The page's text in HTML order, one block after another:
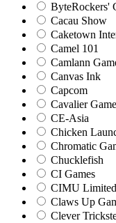
ByteRockers'
Cacau Show
Caketown
Camel 101
Camlann
Canvas Ink
Capcom
Cavalier
CE-Asia
Chicken
Chromatic
Chucklefish
CI Games
CIMU Limited
Claws Up
Clever